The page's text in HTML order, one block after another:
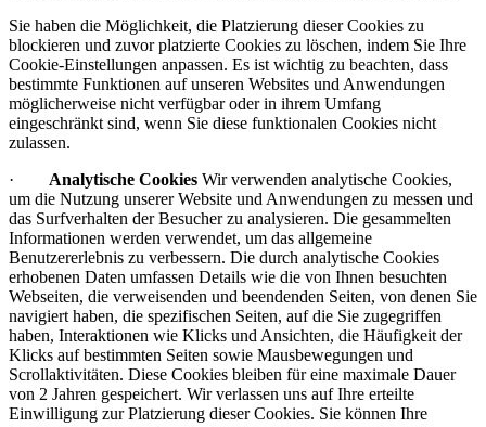
Sie haben die Möglichkeit, die Platzierung dieser Cookies zu
blockieren und zuvor platzierte Cookies zu löschen, indem Sie Ihre
Cookie-Einstellungen anpassen. Es ist wichtig zu beachten, dass
bestimmte Funktionen auf unseren Websites und Anwendungen
möglicherweise nicht verfügbar oder in ihrem Umfang
eingeschränkt sind, wenn Sie diese funktionalen Cookies nicht
zulassen.
· Analytische Cookies Wir verwenden analytische Cookies,
um die Nutzung unserer Website und Anwendungen zu messen und
das Surfverhalten der Besucher zu analysieren. Die gesammelten
Informationen werden verwendet, um das allgemeine
Benutzererlebnis zu verbessern. Die durch analytische Cookies
erhobenen Daten umfassen Details wie die von Ihnen besuchten
Webseiten, die verweisenden und beendenden Seiten, von denen Sie
navigiert haben, die spezifischen Seiten, auf die Sie zugegriffen
haben, Interaktionen wie Klicks und Ansichten, die Häufigkeit der
Klicks auf bestimmten Seiten sowie Mausbewegungen und
Scrollaktivitäten. Diese Cookies bleiben für eine maximale Dauer
von 2 Jahren gespeichert. Wir verlassen uns auf Ihre erteilte
Einwilligung zur Platzierung dieser Cookies. Sie können Ihre